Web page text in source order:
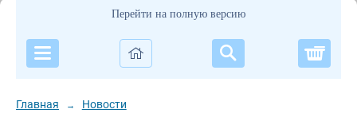
Перейти на полную версию
Главная → Новости